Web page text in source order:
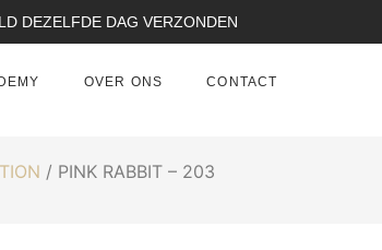
DEZELFDE DAG VERZONDEN
OVER ONS CONTACT
/ PINK RABBIT – 203